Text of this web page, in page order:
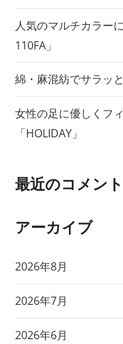
人気のマルチカラー
110FA」
綿・麻混紡でサラッ
女性の足に優しくフ
「HOLIDAY」
最近のコメント
アーカイブ
2026年8月
2026年7月
2026年6月